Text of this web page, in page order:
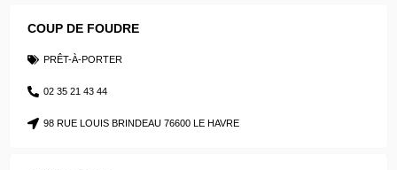
COUP DE FOUDRE
PRÊT-À-PORTER
02 35 21 43 44
98 RUE LOUIS BRINDEAU 76600 LE HAVRE